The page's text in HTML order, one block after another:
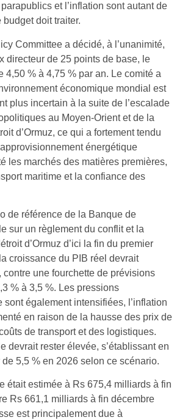
et l’inflation sont autant de
doit traiter.
Committee a décidé, à l’unanimité,
directeur de 25 points de base, le
4,50 % à 4,75 % par an. Le comité a
économique mondial est
plus incertain à la suite de l’escalade
au Moyen-Orient et de la
d’Ormuz, ce qui a fortement tendu
énergétique
les marchés des matières premières,
maritime et la confiance des
de référence de la Banque de
sur un règlement du conflit et la
d’Ormuz d’ici la fin du premier
croissance du PIB réel devrait
contre une fourchette de prévisions
% à 3,5 %. Les pressions
sont également intensifiées, l’inflation
en raison de la hausse des prix de
de transport et des logistiques.
devrait rester élevée, s’établissant en
5,5 % en 2026 selon ce scénario.
était estimée à Rs 675,4 milliards à fin
Rs 661,1 milliards à fin décembre
est principalement due à